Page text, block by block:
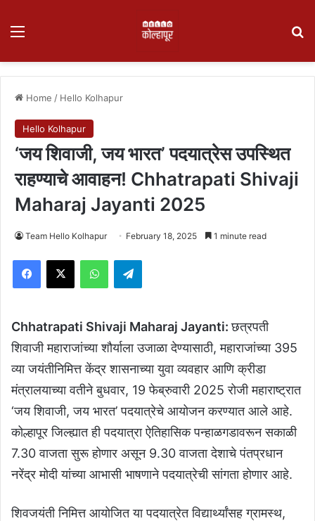
Menu
Home / Hello Kolhapur
Hello Kolhapur
‘जय शिवाजी, जय भारत’ पदयात्रेस उपस्थित
राहण्याचे आवाहन! Chhatrapati Shivaji
Maharaj Jayanti 2025
Team Hello Kolhapur February 18, 2025 1 minute read
Facebook
X WhatsAppTelegram
Chhatrapati Shivaji Maharaj Jayanti:छत्रपती
शिवाजी महाराजांच्या शौर्याला उजाळा देण्यासाठी, महाराजांच्या 395
व्या जयंतीनिमित्त केंद्र शासनाच्या युवा व्यवहार आणि क्रीडा
मंत्रालयाच्या वतीने बुधवार, 19 फेब्रुवारी 2025 रोजी महाराष्ट्रात
‘जय शिवाजी, जय भारत’ पदयात्रेचे आयोजन करण्यात आले आहे.
कोल्हापूर जिल्ह्यात ही पदयात्रा ऐतिहासिक पन्हाळगडावरून सकाळी
7.30 वाजता सुरू होणार असून 9.30 वाजता देशाचे पंतप्रधान
नरेंद्र मोदी यांच्या आभासी भाषणाने पदयात्रेची सांगता होणार आहे.
शिवजयंती निमित्त आयोजित या पदयात्रेत विद्यार्थ्यांसह ग्रामस्थ,